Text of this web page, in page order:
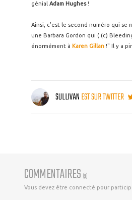
génial Adam Hughes!
Ainsi, c'est le second numéro qui se
une Barbara Gordon qui ( (c)
énormément à Karen Gillan !" Il y a
SULLIVANEST SUR TWITTER
COMMENTAIRES (9)
Vous devez être connecté pour